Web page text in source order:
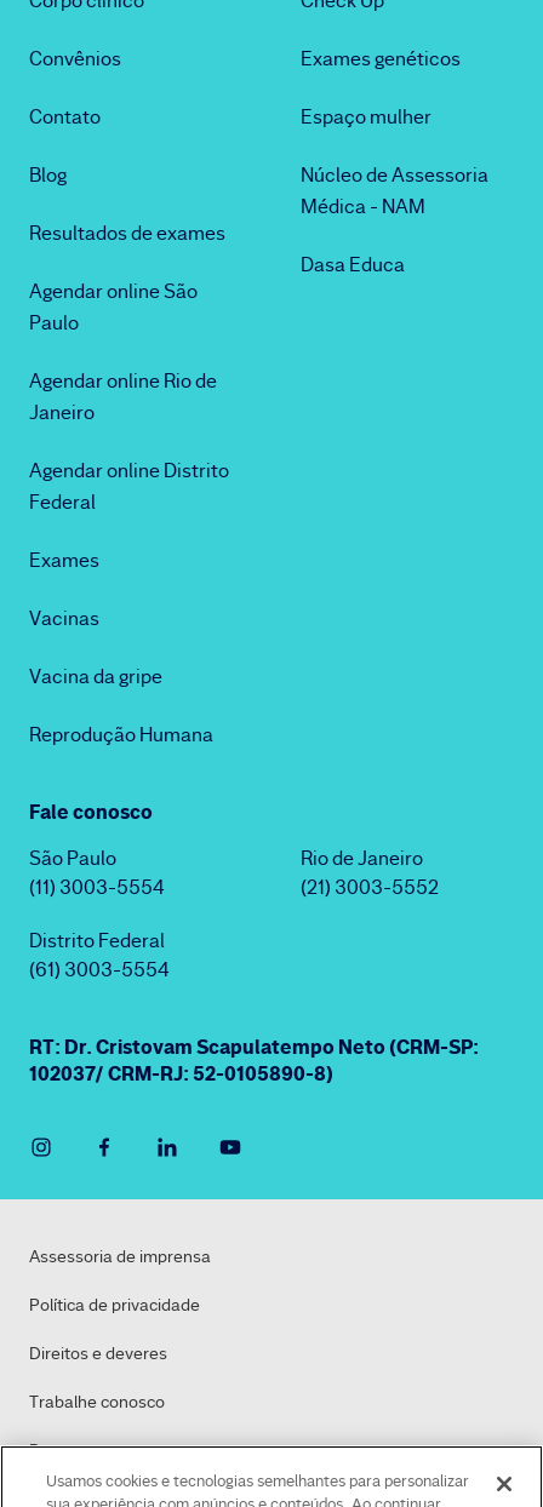
Convênios
Contato
Blog
Resultados de exames
Agendar online São
Paulo
Agendar online Rio de
Janeiro
Agendar online Distrito
Federal
Exames
Vacinas
Vacina da gripe
Reprodução Humana
Exames genéticos
Espaço mulher
Núcleo de Assessoria
Médica - NAM
Dasa Educa
Fale conosco
São Paulo
(11) 3003-5554
Rio de Janeiro
(21) 3003-5552
Distrito Federal
(61) 3003-5554
RT: Dr. Cristovam Scapulatempo Neto (CRM-SP:
102037/ CRM-RJ: 52-0105890-8)
Assessoria de imprensa
Política de privacidade
Direitos e deveres
Trabalhe conosco
Dasa
Política de Cookies
Usamos cookies e tecnologias semelhantes para personalizar